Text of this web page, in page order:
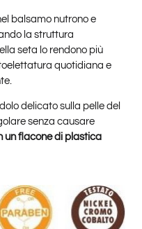
balsamo nutrono e
la struttura
seta lo rendono più
quotidiana e
delicato sulla pelle del
senza causare
un flacone di plastica